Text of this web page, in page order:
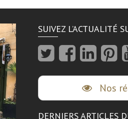
SUIVEZ L’ACTUALITÉ
Nos
DERNIERS ARTICLES